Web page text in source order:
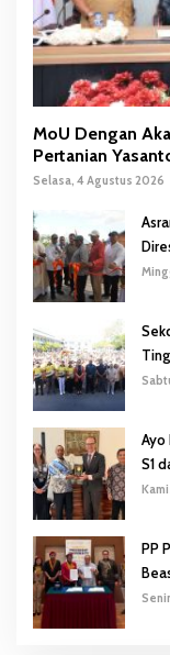
MoU Dengan
Pertanian
Selasa, 4 Agustus 2026
Ayo
PP